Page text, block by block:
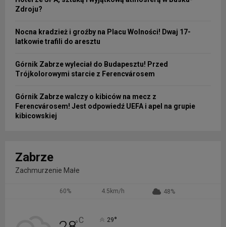
Zdroju?
Nocna kradzież i groźby na Placu Wolności! Dwaj 17-
latkowie trafili do aresztu
Górnik Zabrze wyleciał do Budapesztu! Przed
Trójkolorowymi starcie z Ferencvárosem
Górnik Zabrze walczy o kibiców na mecz z
Ferencvárosem! Jest odpowiedź UEFA i apel na grupie
kibicowskiej
Zabrze
Zachmurzenie Małe
60% 4.5km/h 48%
°C 29°